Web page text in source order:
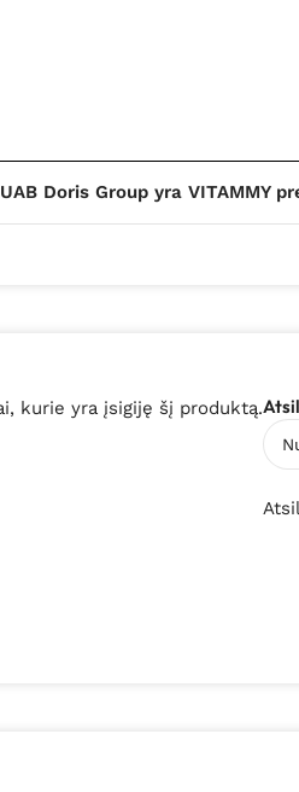
UAB Doris Group yra VITAMMY
kurie yra įsigiję šį produktą.